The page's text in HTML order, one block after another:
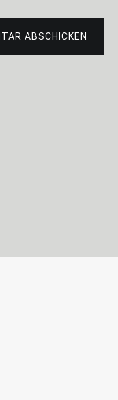
ABSCHICKEN